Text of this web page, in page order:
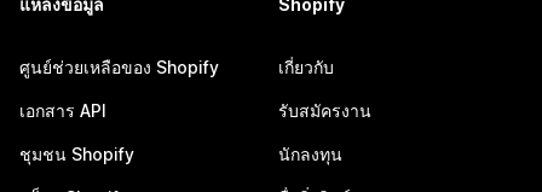
แหล่งข้อมูล
ศูนย์ช่วยเหลือของ Shopify
เอกสาร API
ชุมชน Shopify
Shopify
เกี่ยวกับ
รับสมัครงาน
นักลงทุน